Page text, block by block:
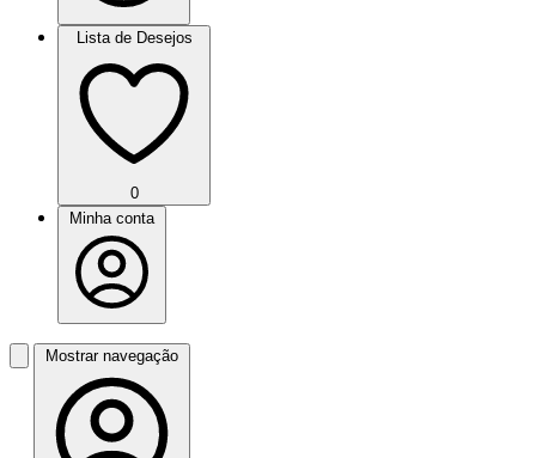
Lista de Desejos
0
Minha conta
Mostrar navegação